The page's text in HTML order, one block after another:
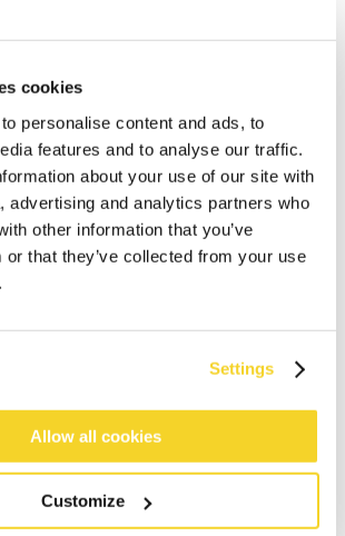
cookies
personalise content and ads, to
features and to analyse our traffic.
about your use of our site with
advertising and analytics partners who
other information that you’ve
or that they’ve collected from your use
Settings
Allow all cookies
Customize
IN WINKELWAGEN
die op werkdagen vóór 12:00 uur
worden dezelfde dag verzonden